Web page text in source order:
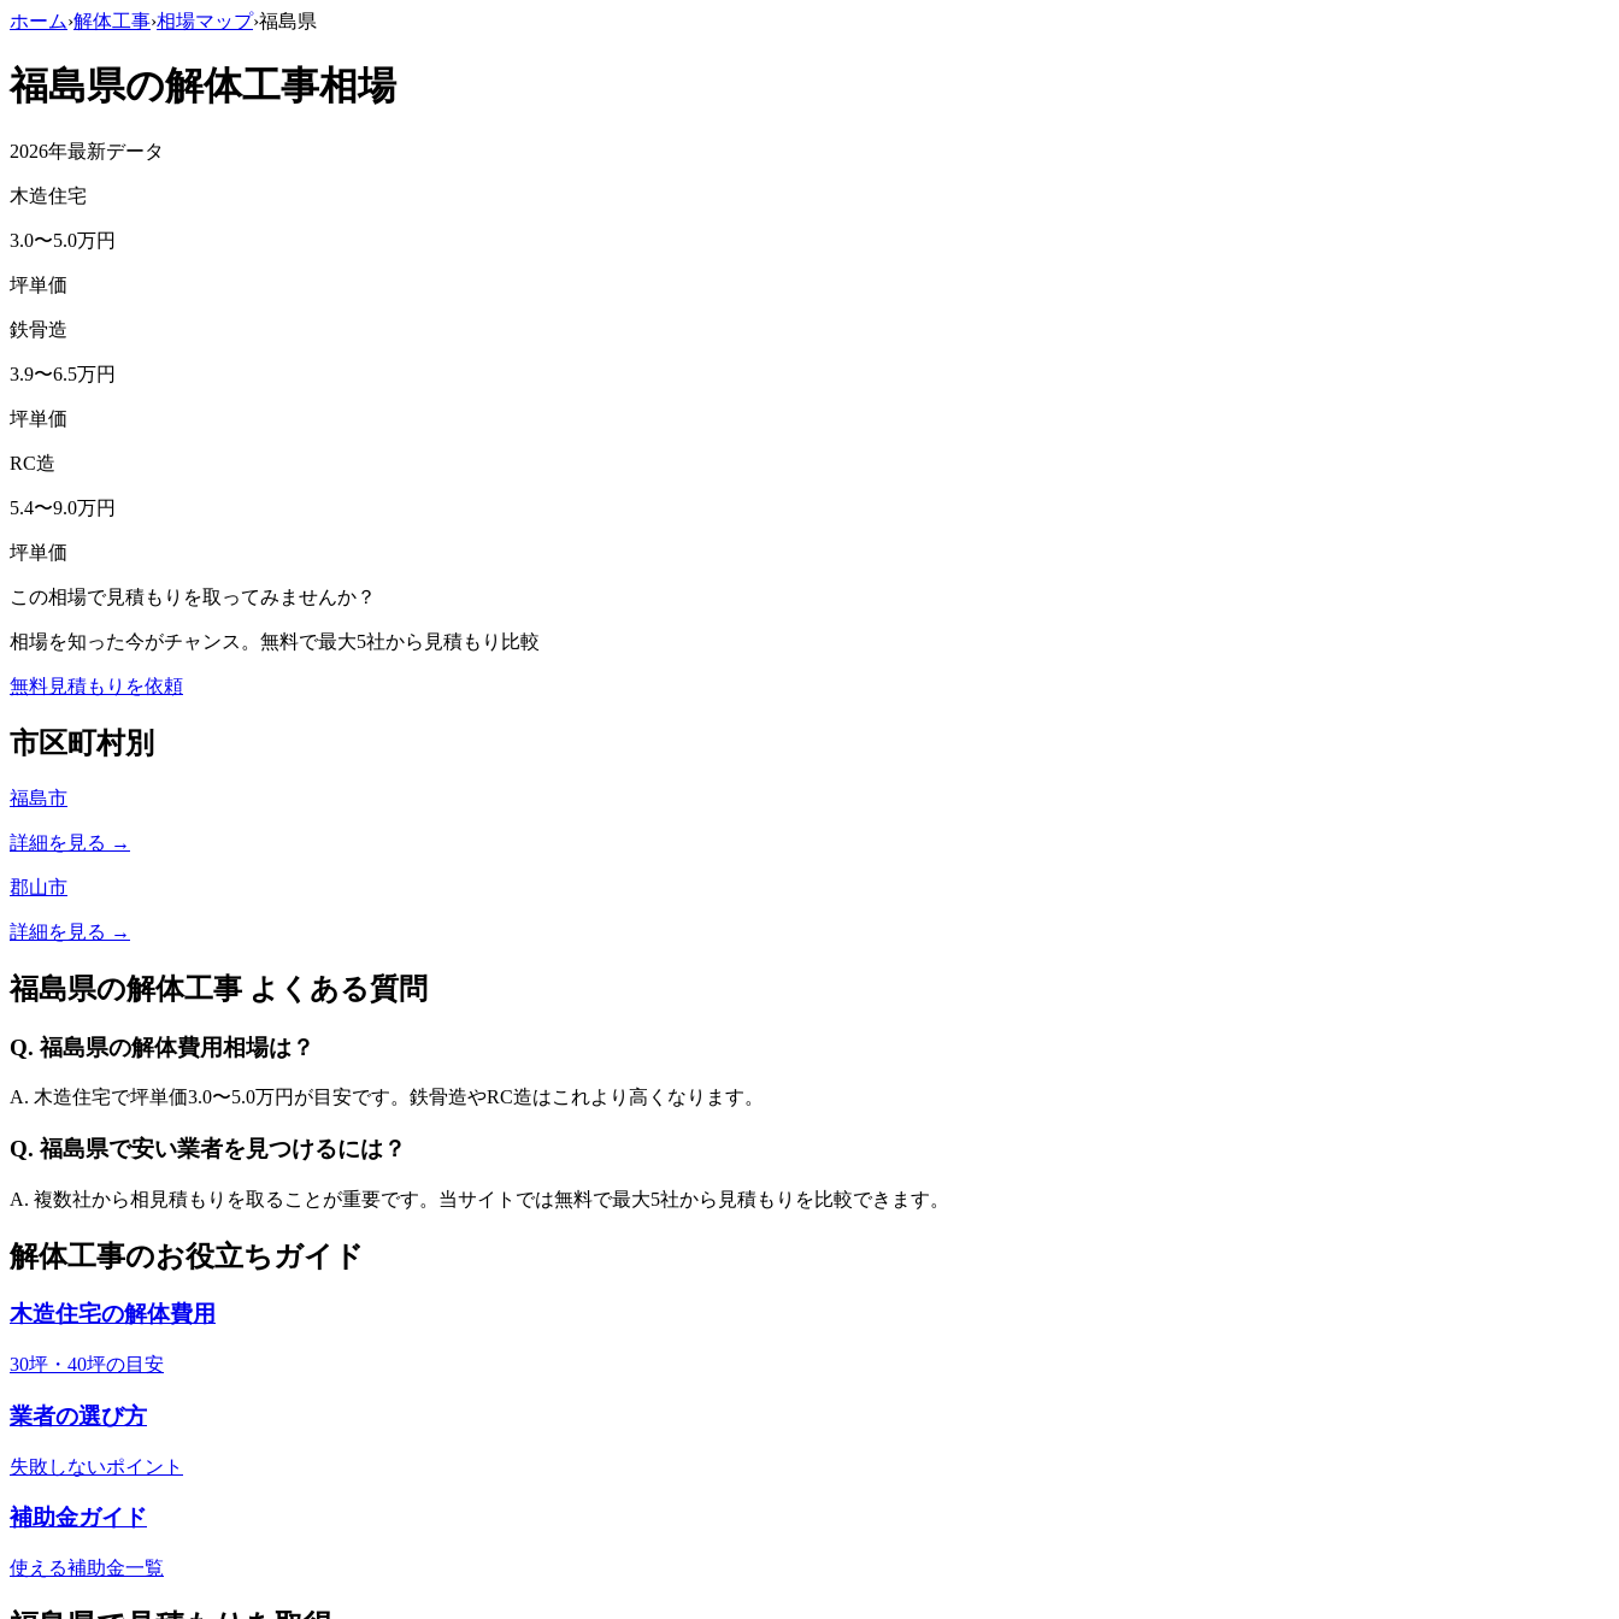
ホーム›解体工事›相場マップ›福島県
福島県の解体工事相場
2026年最新データ
木造住宅
3.0〜5.0万円
坪単価
鉄骨造
3.9〜6.5万円
坪単価
RC造
5.4〜9.0万円
坪単価
この相場で見積もりを取ってみませんか？
相場を知った今がチャンス。無料で最大5社から見積もり比較
無料見積もりを依頼
市区町村別
福島市
詳細を見る →
郡山市
詳細を見る →
福島県の解体工事 よくある質問
Q.福島県の解体費用相場は？
A. 木造住宅で坪単価3.0〜5.0万円が目安です。鉄骨造やRC造はこれより高くなります。
Q.福島県で安い業者を見つけるには？
A. 複数社から相見積もりを取ることが重要です。当サイトでは無料で最大5社から見積もりを比較できます。
解体工事のお役立ちガイド
木造住宅の解体費用
30坪・40坪の目安
業者の選び方
失敗しないポイント
補助金ガイド
使える補助金一覧